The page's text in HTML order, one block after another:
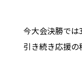
今大会決勝では
引き続き応援の